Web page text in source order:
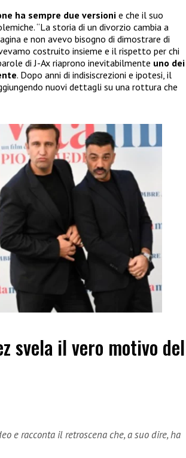
ha sempre due versioni e che il suo
“La storia di un divorzio cambia a
e non avevo bisogno di dimostrare di
costruito insieme e il rispetto per chi
di J-Ax riaprono inevitabilmente uno dei
. Dopo anni di indisiscrezioni e ipotesi, il
nuovi dettagli su una rottura che
svela il vero motivo del
e racconta il retroscena che, a suo dire, ha